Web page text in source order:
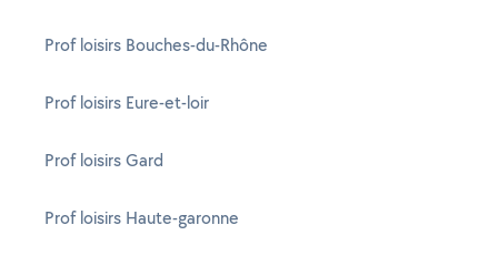
Prof loisirs Bouches-du-Rhône
Prof loisirs Eure-et-loir
Prof loisirs Gard
Prof loisirs Haute-garonne